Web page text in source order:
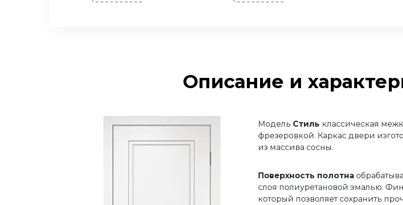
Двери с ABS кромкой
Строительные двери
Описание и
Модель Стиль классическая
фрезеровкой. Каркас двери
из массива сосны.
Поверхность полотна
слоя полиуретановой эмалью.
который позволяет сохранить